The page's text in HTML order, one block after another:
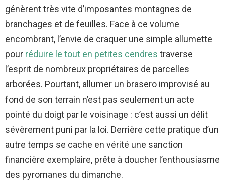
génèrent très vite d’imposantes montagnes de
branchages et de feuilles. Face à ce volume
encombrant, l’envie de craquer une simple allumette
pour réduire le tout en petites cendres traverse
l’esprit de nombreux propriétaires de parcelles
arborées. Pourtant, allumer un brasero improvisé au
fond de son terrain n’est pas seulement un acte
pointé du doigt par le voisinage : c’est aussi un délit
sévèrement puni par la loi. Derrière cette pratique d’un
autre temps se cache en vérité une sanction
financière exemplaire, prête à doucher l’enthousiasme
des pyromanes du dimanche.